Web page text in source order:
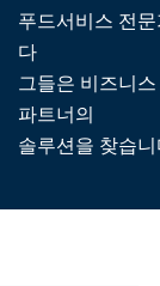
푸드서비스 전
다
그들은 비즈니
파트너의
솔루션을 찾습니